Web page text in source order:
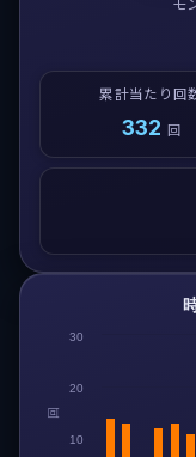
モ
累計当たり回
332 回
回
10
20
30